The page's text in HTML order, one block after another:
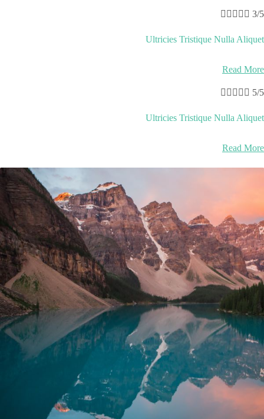
     3/5
Ultricies Tristique Nulla Aliquet
Read More
     5/5
Ultricies Tristique Nulla Aliquet
Read More